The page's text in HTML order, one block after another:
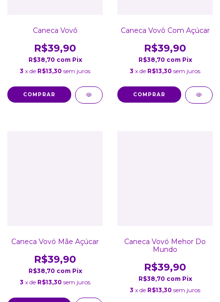
Caneca Vovô
R$39,90
R$38,70 com Pix
3 x de R$13,30 sem juros
COMPRAR
Caneca Vovô Com Açúcar
R$39,90
R$38,70 com Pix
3 x de R$13,30 sem juros
COMPRAR
Caneca Vovó Mãe Açúcar
R$39,90
R$38,70 com Pix
3 x de R$13,30 sem juros
Caneca Vovó Mehor Do
Mundo
R$39,90
R$38,70 com Pix
3 x de R$13,30 sem juros